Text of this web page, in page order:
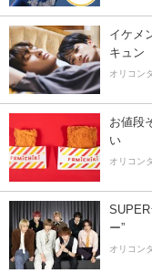
イケメ
キュン
オリコン
お値段
い
オリコン
ー”
オリコン